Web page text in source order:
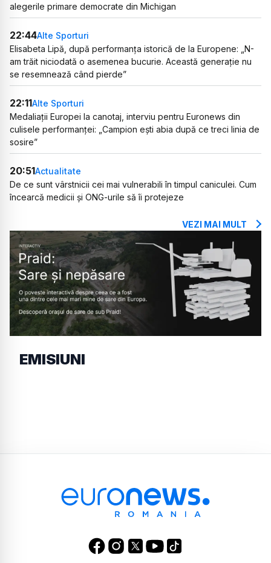
alegerile primare democrate din Michigan
22:44Alte Sporturi
Elisabeta Lipă, după performanța istorică de la Europene: „N-
am trăit niciodată o asemenea bucurie. Această generație nu
se resemnează când pierde”
22:11Alte Sporturi
Medaliații Europei la canotaj, interviu pentru Euronews din
culisele performanței: „Campion ești abia după ce treci linia de
sosire”
20:51Actualitate
De ce sunt vârstnicii cei mai vulnerabili în timpul caniculei. Cum
încearcă medicii și ONG-urile să îi protejeze
VEZI MAI MULT
EMISIUNI